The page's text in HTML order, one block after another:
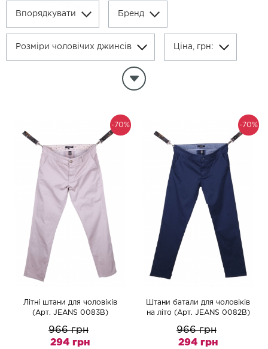
Впорядкувати Бренд
Розміри чоловічих джинсів Ціна, грн:
-70%
Літні штани для чоловіків
(Арт. JEANS 0083В)
966 грн
294 грн
-70%
Штани батали для чоловіків
на літо (Арт. JEANS 0082В)
966 грн
294 грн